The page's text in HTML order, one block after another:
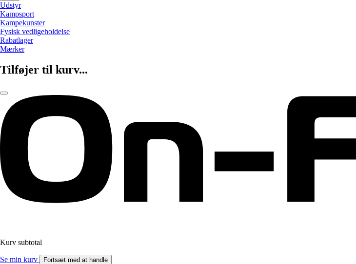
Udstyr
Kampsport
Kampekunster
Fysisk vedligeholdelse
Rabatlager
Mærker
Tilføjer til kurv...
Kurv subtotal
Se min kurv Fortsæt med at handle